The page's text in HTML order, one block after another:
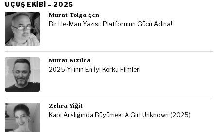
UÇUŞ EKIBI – 2025
Murat Tolga Şen
Bir He-Man Yazısı: Platformun Gücü Adına!
Murat Kızılca
2025 Yılının En İyi Korku Filmleri
Zehra Yiğit
Kapı Aralığında Büyümek: A Girl Unknown (2025)